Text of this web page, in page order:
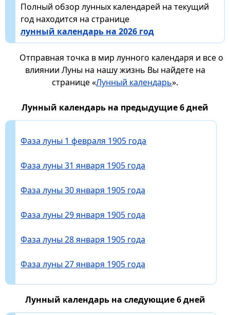
Полный обзор лунных календарей на текущий
год находится на странице
лунный календарь на 2026 год
Отправная точка в мир лунного календаря и все о
влиянии Луны на нашу жизнь Вы найдете на
странице «Лунный календарь».
Лунный календарь на предыдущие 6 дней
Фаза луны 1 февраля 1905 года
Фаза луны 31 января 1905 года
Фаза луны 30 января 1905 года
Фаза луны 29 января 1905 года
Фаза луны 28 января 1905 года
Фаза луны 27 января 1905 года
Лунный календарь на следующие 6 дней